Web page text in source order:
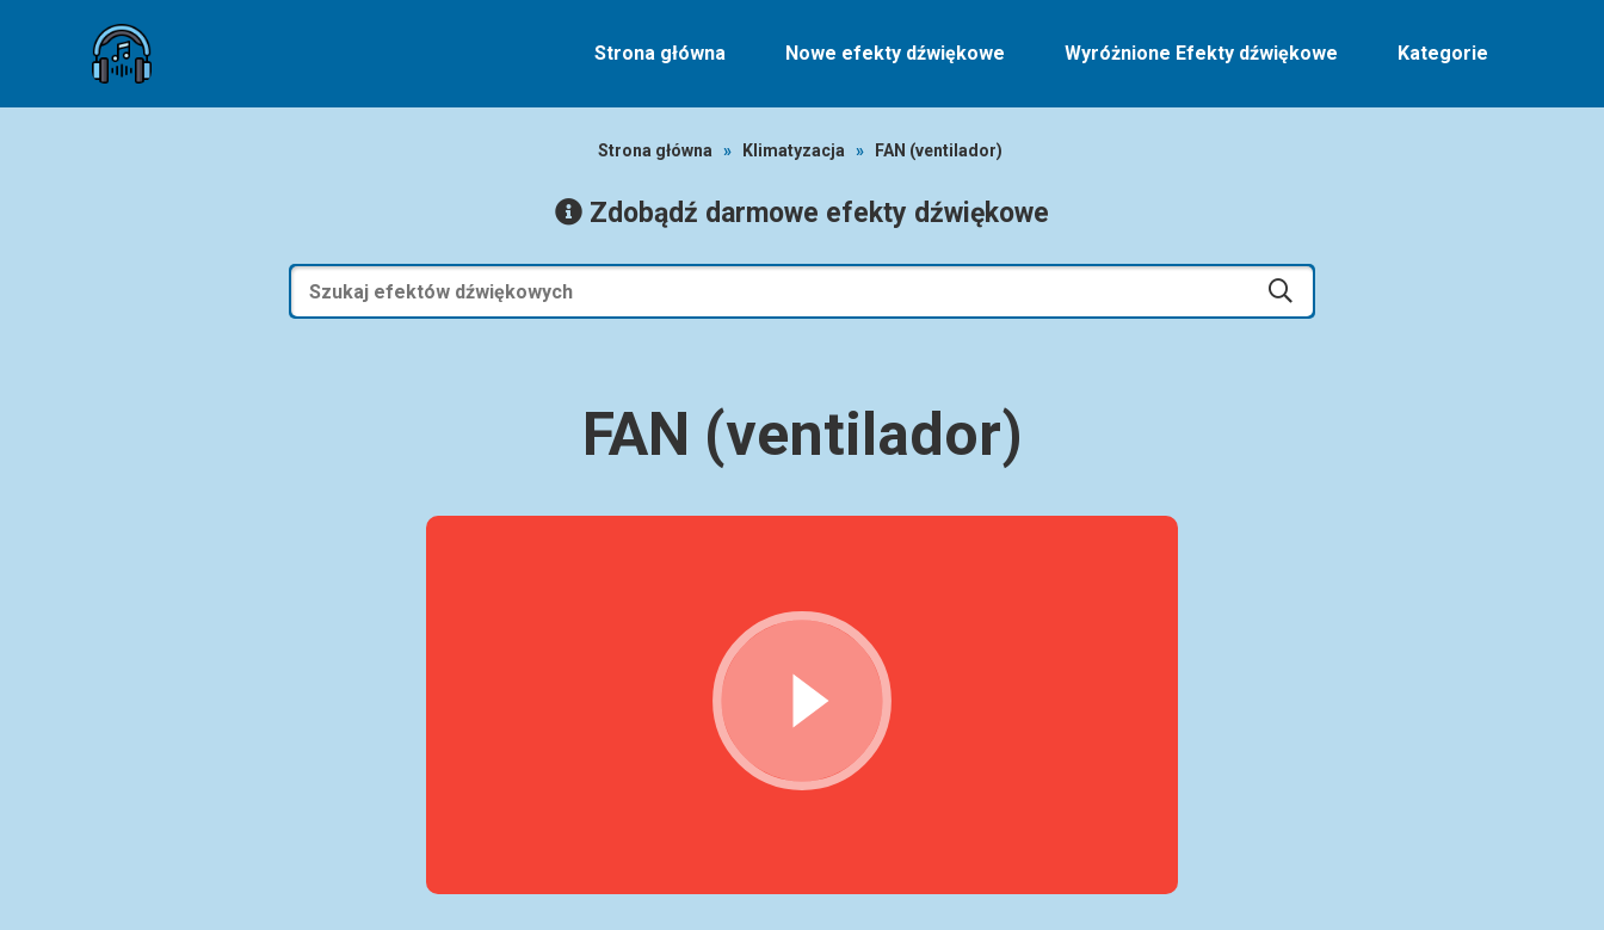
Strona główna Nowe efekty dźwiękowe Wyróżnione Efekty dźwiękowe Kategorie
Strona główna » Klimatyzacja » FAN (ventilador)
Zdobądź darmowe efekty dźwiękowe
FAN (ventilador)